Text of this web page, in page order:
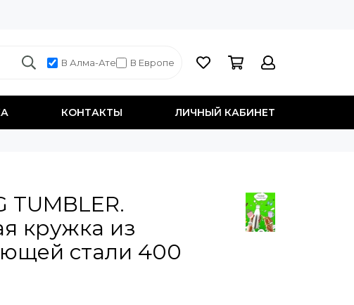
В Алма-Ате В Европе
КОНТАКТЫ ЛИЧНЫЙ КАБИНЕТ
TUMBLER.
кружка из
стали 400